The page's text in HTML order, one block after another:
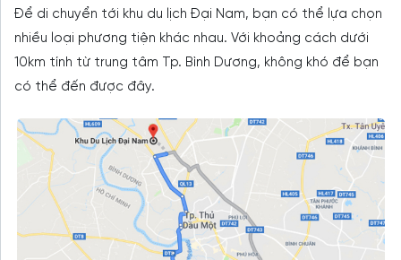
Để di chuyển tới khu du lịch Đại Nam, bạn có thể lựa chọn
nhiều loại phương tiện khác nhau. Với khoảng cách dưới
10km tính từ trung tâm Tp. Bình Dương, không khó để bạn
có thể đến được đây.